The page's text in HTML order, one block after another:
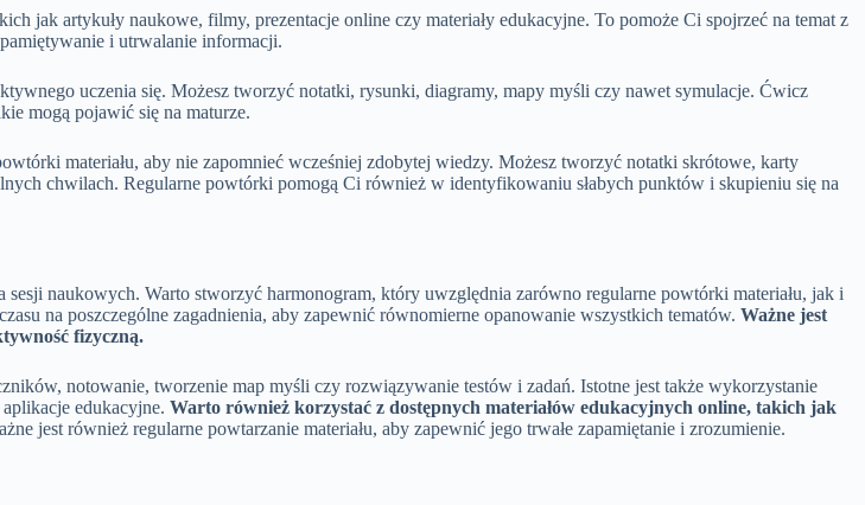
jak artykuły naukowe, filmy, prezentacje online czy materiały edukacyjne. To pomoże Ci spojrzeć na temat z
i utrwalanie informacji.
uczenia się. Możesz tworzyć notatki, rysunki, diagramy, mapy myśli czy nawet symulacje. Ćwicz
mogą pojawić się na maturze.
materiału, aby nie zapomnieć wcześniej zdobytej wiedzy. Możesz tworzyć notatki skrótowe, karty
chwilach. Regularne powtórki pomogą Ci również w identyfikowaniu słabych punktów i skupieniu się na
naukowych. Warto stworzyć harmonogram, który uwzględnia zarówno regularne powtórki materiału, jak i
na poszczególne zagadnienia, aby zapewnić równomierne opanowanie wszystkich tematów. Ważne jest
fizyczną.
notowanie, tworzenie map myśli czy rozwiązywanie testów i zadań. Istotne jest także wykorzystanie
edukacyjne. Warto również korzystać z dostępnych materiałów edukacyjnych online, takich jak
jest również regularne powtarzanie materiału, aby zapewnić jego trwałe zapamiętanie i zrozumienie.